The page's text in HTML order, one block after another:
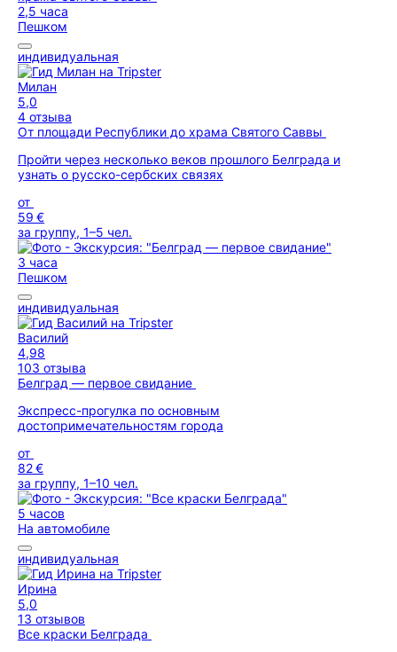
2,5 часа
Пешком
индивидуальная
Милан
5,0
4 отзыва
От площади Республики до храма Святого Саввы
Пройти через несколько веков прошлого Белграда и
узнать о русско-сербских связях
от
59 €
за группу, 1–5 чел.
3 часа
Пешком
индивидуальная
Василий
4,98
103 отзыва
Белград — первое свидание
Экспресс-прогулка по основным
достопримечательностям города
от
82 €
за группу, 1–10 чел.
5 часов
На автомобиле
индивидуальная
Ирина
5,0
13 отзывов
Все краски Белграда